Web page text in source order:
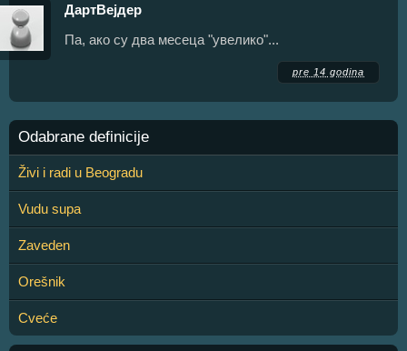
ДартВејдер
Па, ако су два месеца "увелико"...
pre 14 godina
Odabrane definicije
Živi i radi u Beogradu
Vudu supa
Zaveden
Orešnik
Cveće